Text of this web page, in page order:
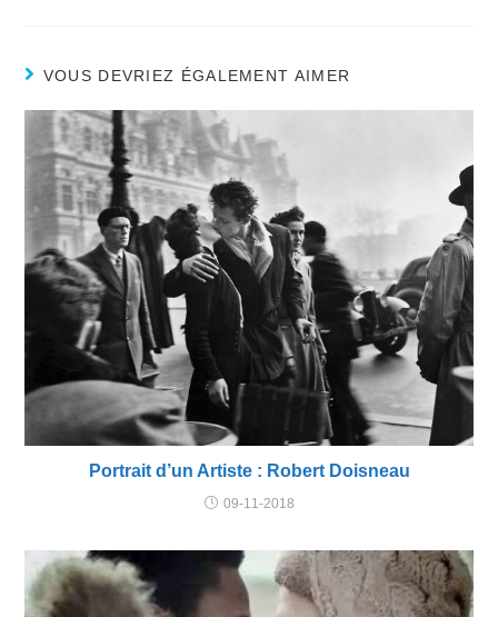
VOUS DEVRIEZ ÉGALEMENT AIMER
Portrait d’un Artiste : Robert Doisneau
09-11-2018